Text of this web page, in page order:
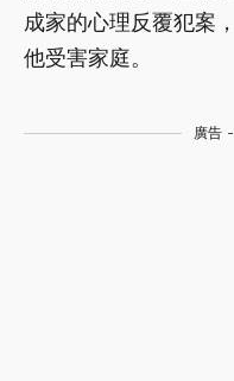
成家的心理反覆犯案
他受害家庭。
廣告